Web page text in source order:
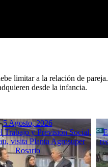
limitar a la relación de
desde la infancia.
5 Agosto, 2026
Trabajo y Previsión Social,
visita Planta Agrosuper
Rosario